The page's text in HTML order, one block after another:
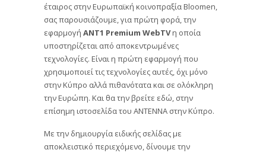
έταιρος στην Ευρωπαϊκή κοινοπραξία Bloomen,
σας παρουσιάζουμε, για πρώτη φορά, την
εφαρμογή ANT1 Premium WebTVη οποία
υποστηρίζεται από αποκεντρωμένες
τεχνολογίες. Είναι η πρώτη εφαρμογή που
χρησιμοποιεί τις τεχνολογίες αυτές, όχι μόνο
στην Κύπρο αλλά πιθανότατα και σε ολόκληρη
την Ευρώπη. Και θα την βρείτε εδώ, στην
επίσημη ιστοσελίδα του ΑΝΤΕΝΝΑ στην Κύπρο.
Με την δημιουργία ειδικής σελίδας με
αποκλειστικό περιεχόμενο, δίνουμε την